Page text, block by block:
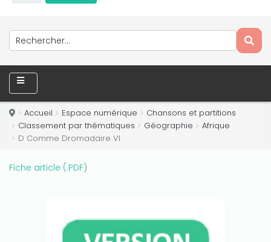
Accueil Espace numérique
Chansons et partitions
Classement par thématiques
Géographie
Afrique
D Comme Dromadaire VI
Fiche article (.PDF)
Only play at
amount on your credits!